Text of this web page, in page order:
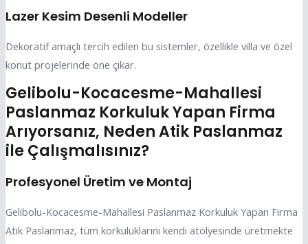
Lazer Kesim Desenli Modeller
Dekoratif amaçlı tercih edilen bu sistemler, özellikle villa ve özel
konut projelerinde öne çıkar.
Gelibolu-Kocacesme-Mahallesi
Paslanmaz Korkuluk Yapan Firma
Arıyorsanız, Neden Atik Paslanmaz
ile Çalışmalısınız?
Profesyonel Üretim ve Montaj
Gelibolu-Kocacesme-Mahallesi Paslanmaz Korkuluk Yapan Firma
Atik Paslanmaz, tüm korkuluklarını kendi atölyesinde üretmekte